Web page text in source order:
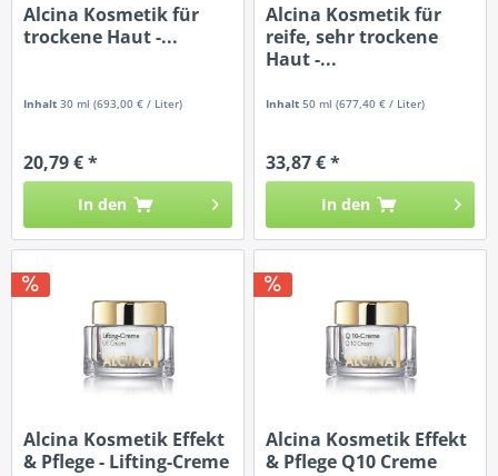
Alcina Kosmetik für
trockene Haut -...
Inhalt30 ml(693,00 € / Liter)
20,79 € *
In den
Alcina Kosmetik für
reife, sehr trockene
Haut -...
Inhalt50 ml(677,40 € / Liter)
33,87 € *
In den
Alcina Kosmetik Effekt
& Pflege - Lifting-Creme
Alcina Kosmetik Effekt
& Pflege Q10 Creme